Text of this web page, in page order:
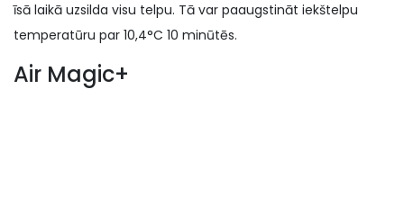
īsā laikā uzsilda visu telpu. Tā var paaugstināt iekštelpu
temperatūru par 10,4°C 10 minūtēs.
Air Magic+